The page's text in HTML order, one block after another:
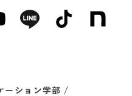
ーション学部